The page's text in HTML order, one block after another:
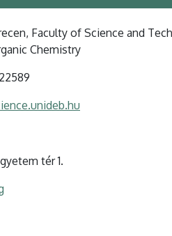
Faculty of Science and
Chemistry
22589
tér 1.